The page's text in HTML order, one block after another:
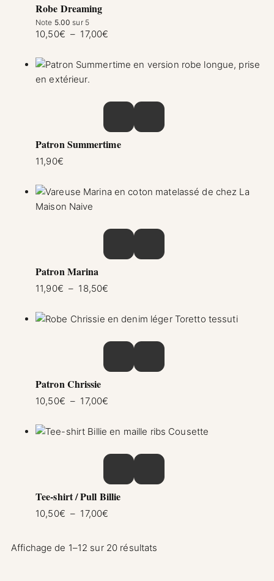
Robe Dreaming
Note 5.00 sur 5
10,50€ – 17,00€
Patron Summertime
11,90€
Patron Marina
11,90€ – 18,50€
Patron Chrissie
10,50€ – 17,00€
Tee-shirt / Pull Billie
10,50€ – 17,00€
Affichage de 1–12 sur 20 résultats